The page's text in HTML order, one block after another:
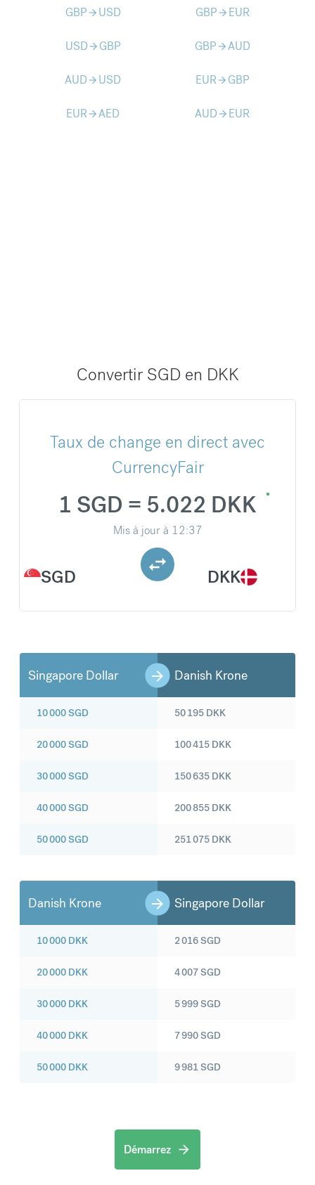
GBParrow_forward USD GBParrow_forward EUR
USDarrow_forward GBP GBParrow_forwardAUD
AUDarrow_forward USD EURarrow_forward GBP
EURarrow_forwardAED AUDarrow_forward EUR
Convertir SGD en DKK
Taux de change en direct avec
CurrencyFair
SGD
1 SGD = 5.022 DKK
Mis à jour à 12:37
DKK
Singapore Dollar Danish Krone
10 000SGD
20 000SGD
30 000SGD
40 000SGD
50 000SGD
50 195 DKK
100 415 DKK
150 635 DKK
200 855 DKK
251 075 DKK
Danish Krone Singapore Dollar
10 000 DKK
20 000 DKK
30 000 DKK
40 000 DKK
50 000 DKK
2 016SGD
4 007SGD
5 999SGD
7 990SGD
9 981SGD
Démarrez